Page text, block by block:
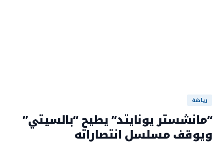
رياضة
“مانشستر يونايتد” يطيح “بالسيتي”
ويوقف مسلسل انتصاراته